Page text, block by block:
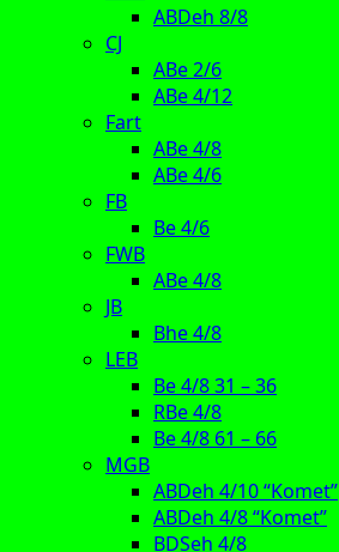
ABDeh 8/8
CJ
ABe 2/6
ABe 4/12
Fart
ABe 4/8
ABe 4/6
FB
Be 4/6
FWB
ABe 4/8
JB
Bhe 4/8
LEB
Be 4/8 31 – 36
RBe 4/8
Be 4/8 61 – 66
MGB
ABDeh 4/10 “Komet”
ABDeh 4/8 “Komet”
BDSeh 4/8